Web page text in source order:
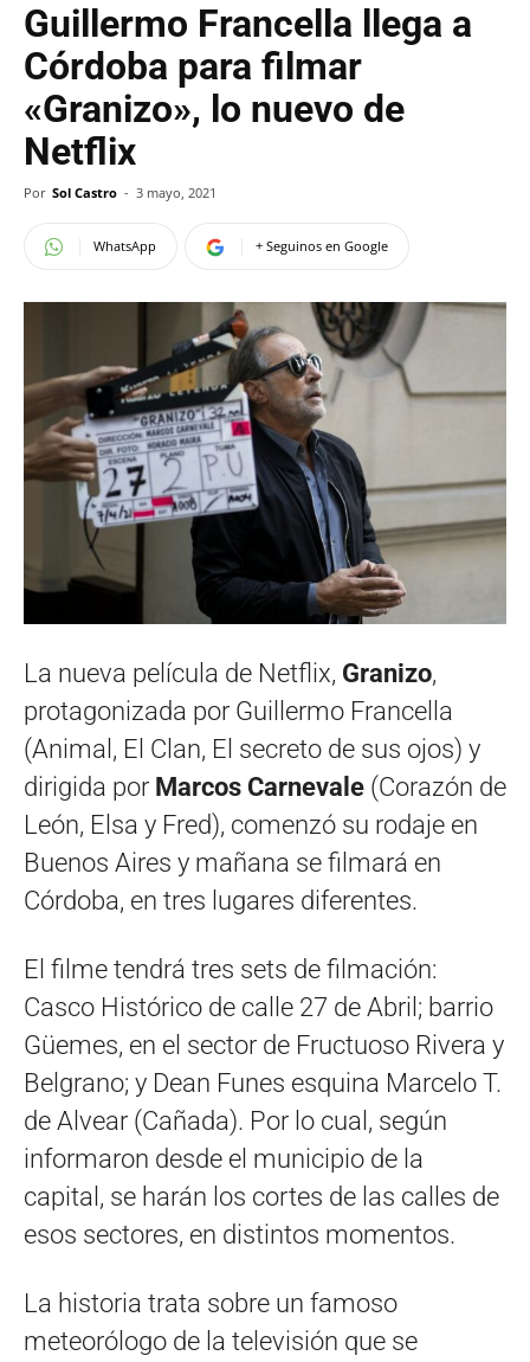
Guillermo Francella llega a
Córdoba para filmar
«Granizo», lo nuevo de
Netflix
Por Sol Castro - 3 mayo, 2021
WhatsApp + Seguinos en Google
La nueva película de Netflix, Granizo,
protagonizada por Guillermo Francella
(Animal, El Clan, El secreto de sus ojos) y
dirigida por Marcos Carnevale (Corazón de
León, Elsa y Fred), comenzó su rodaje en
Buenos Aires y mañana se filmará en
Córdoba, en tres lugares diferentes.
El filme tendrá tres sets de filmación:
Casco Histórico de calle 27 de Abril; barrio
Güemes, en el sector de Fructuoso Rivera y
Belgrano; y Dean Funes esquina Marcelo T.
de Alvear (Cañada). Por lo cual, según
informaron desde el municipio de la
capital, se harán los cortes de las calles de
esos sectores, en distintos momentos.
La historia trata sobre un famoso
meteorólogo de la televisión que se